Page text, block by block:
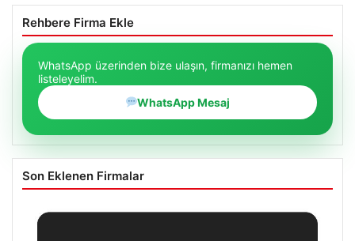
Rehbere Firma Ekle
WhatsApp üzerinden bize ulaşın, firmanızı hemen
listeleyelim.
WhatsApp Mesaj
Son Eklenen Firmalar